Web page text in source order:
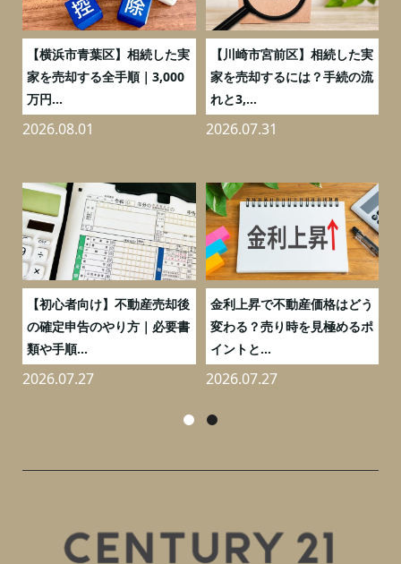
【横浜市青葉区】相続した実
家を売却する全手順｜3,000
万円...
2026.08.01
【川崎市宮前区】相続した実
家を売却するには？手続の流
れと3,...
2026.07.31
【初心者向け】不動産売却後
の確定申告のやり方｜必要書
類や手順...
2026.07.27
金利上昇で不動産価格はどう
変わる？売り時を見極めるポ
イントと...
2026.07.27